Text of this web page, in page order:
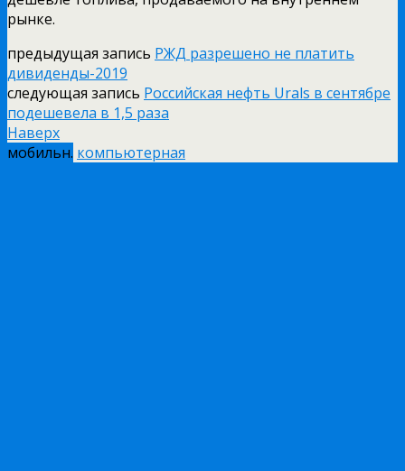
рынке.
предыдущая запись РЖД разрешено не платить
дивиденды-2019
следующая запись Российская нефть Urals в сентябре
подешевела в 1,5 раза
Наверх
мобильн. компьютерная